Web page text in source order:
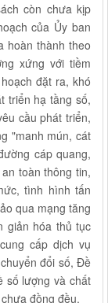
còn chưa kịp
của Ủy ban
hoàn thành theo
xứng với tiềm
đặt ra, khó
triển hạ tầng số,
cầu phát triển,
"manh mún, cát
cáp quang,
toàn thông tin,
tình hình tấn
qua mạng tăng
giản hóa thủ tục
cấp dịch vụ
đổi số, Đề
số lượng và chất
đồng đều.